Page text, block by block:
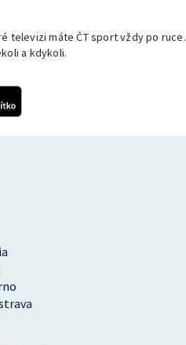
televizi máte ČT sport vždy po ruce.
a kdykoli.